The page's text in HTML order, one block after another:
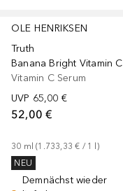
OLE HENRIKSEN
Truth
Banana Bright Vitamin C
Vitamin C Serum
UVP 65,00 €
52,00 €
30 ml (1.733,33 € / 1 l)
NEU
Demnächst wieder